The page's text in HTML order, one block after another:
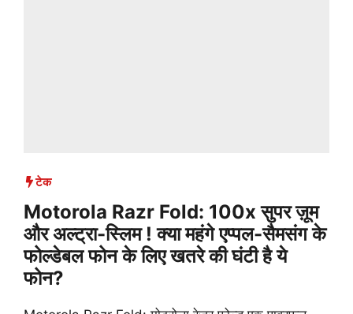
टेक
Motorola Razr Fold: 100x सुपर ज़ूम
और अल्ट्रा-स्लिम ! क्या महंगे एप्पल-सैमसंग के
फोल्डेबल फोन के लिए खतरे की घंटी है ये
फोन?